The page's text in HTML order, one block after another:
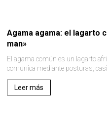
Agama agama: el lagarto
man»
El agama común es un lagarto
comunica mediante posturas,
Leer más